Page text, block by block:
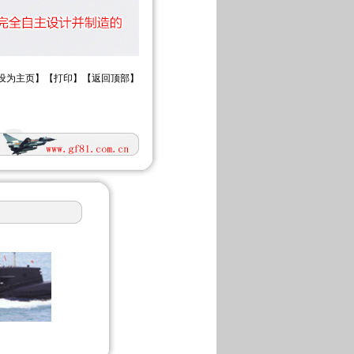
为主页】【打印 】【返回顶部】